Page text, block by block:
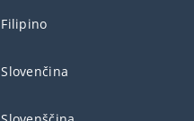
Filipino
Slovenčina